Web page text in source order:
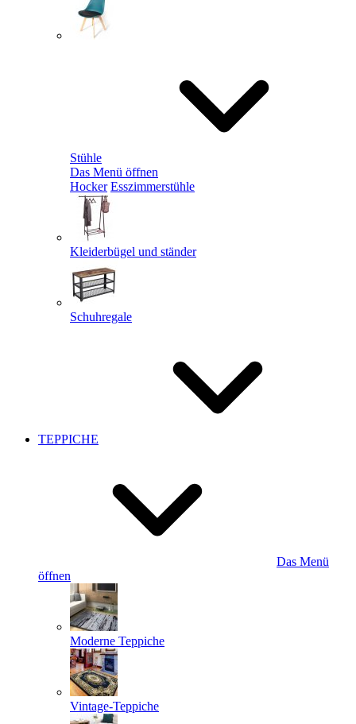
Stühle
Das Menü öffnen
Hocker Esszimmerstühle
Kleiderbügel und ständer
Schuhregale
TEPPICHE
Das Menü
öffnen
Moderne Teppiche
Vintage-Teppiche